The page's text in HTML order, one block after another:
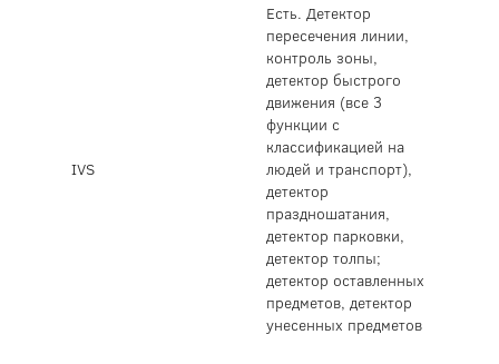
IVS
Есть. Детектор
пересечения линии,
контроль зоны,
детектор быстрого
движения (все 3
функции с
классификацией на
людей и транспорт),
детектор
праздношатания,
детектор парковки,
детектор толпы;
детектор оставленных
предметов, детектор
унесенных предметов